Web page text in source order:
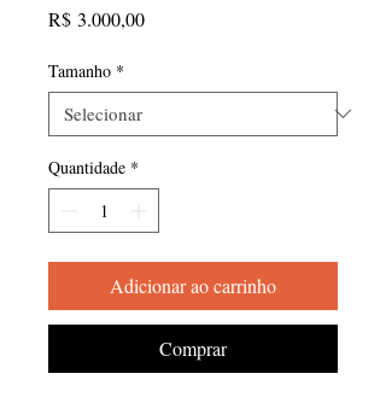
R$ 3.000,00Preço
Tamanho *
Quantidade *
Adicionar ao carrinho
Comprar